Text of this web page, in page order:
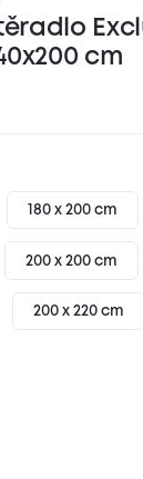
cm
180 x 200 cm
200 x 200 cm
200 x 220 cm